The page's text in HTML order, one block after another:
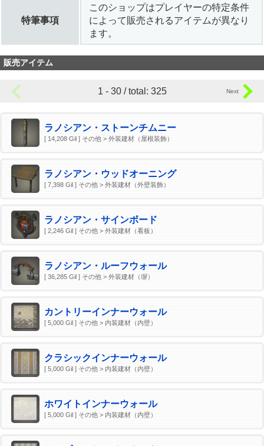
特筆事項
このショップはプレイヤーの特定条件
によって販売されるアイテムが異なり
ます。
販売アイテム
1 - 30 / total: 325
ラノシアン・ストーンチムニー
[ 14,208 Gil ] その他 > 外装建材（屋根装飾）
ラノシアン・ウッドオーニング
[ 7,398 Gil ] その他 > 外装建材（外壁装飾）
ラノシアン・サインボード
[ 2,246 Gil ] その他 > 外装建材（看板）
ラノシアン・ルーフウォール
[ 36,285 Gil ] その他 > 外装建材（塀）
カントリーインナーウォール
[ 5,000 Gil ] その他 > 内装建材（内壁）
クラシックインナーウォール
[ 5,000 Gil ] その他 > 内装建材（内壁）
ホワイトインナーウォール
[ 5,000 Gil ] その他 > 内装建材（内壁）